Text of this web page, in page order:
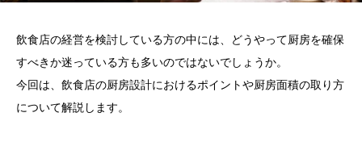
飲食店の経営を検討している方の中には、どうやって厨房を確保
すべきか迷っている方も多いのではないでしょうか。
今回は、飲食店の厨房設計におけるポイントや厨房面積の取り方
について解説します。